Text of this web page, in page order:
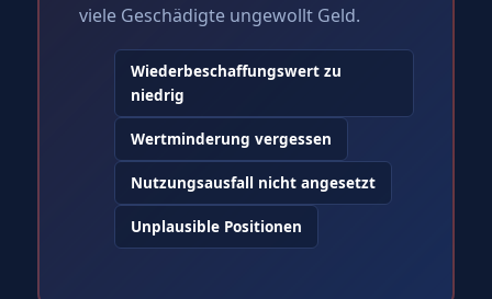
viele Geschädigte ungewollt Geld.
Wiederbeschaffungswert zu
niedrig
Wertminderung vergessen
Nutzungsausfall nicht angesetzt
Unplausible Positionen